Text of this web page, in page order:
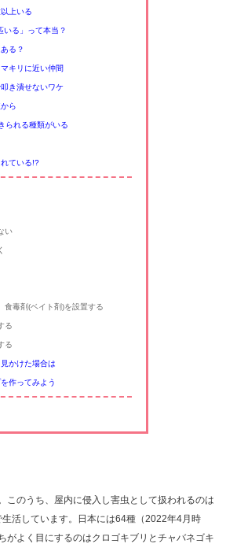
上いる
いる」って本当？
る？
キリに近い仲間
き潰せないワケ
ら
られる種類がいる
ている!?
い
毒剤(ベイト剤)を設置する
る
る
かけた場合は
作ってみよう
このうち、屋内に侵入し害虫として扱われるのは
活しています。日本には64種（2022年4月時
がよく目にするのはクロゴキブリとチャバネゴキ